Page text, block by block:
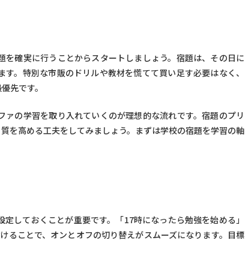
確実に行うことからスタートしましょう。宿題は、その日に
。特別な市販のドリルや教材を慌てて買い足す必要はなく、
先です。
の学習を取り入れていくのが理想的な流れです。宿題のプリ
を高める工夫をしてみましょう。まずは学校の宿題を学習の軸
しておくことが重要です。「17時になったら勉強を始める」
ることで、オンとオフの切り替えがスムーズになります。目標